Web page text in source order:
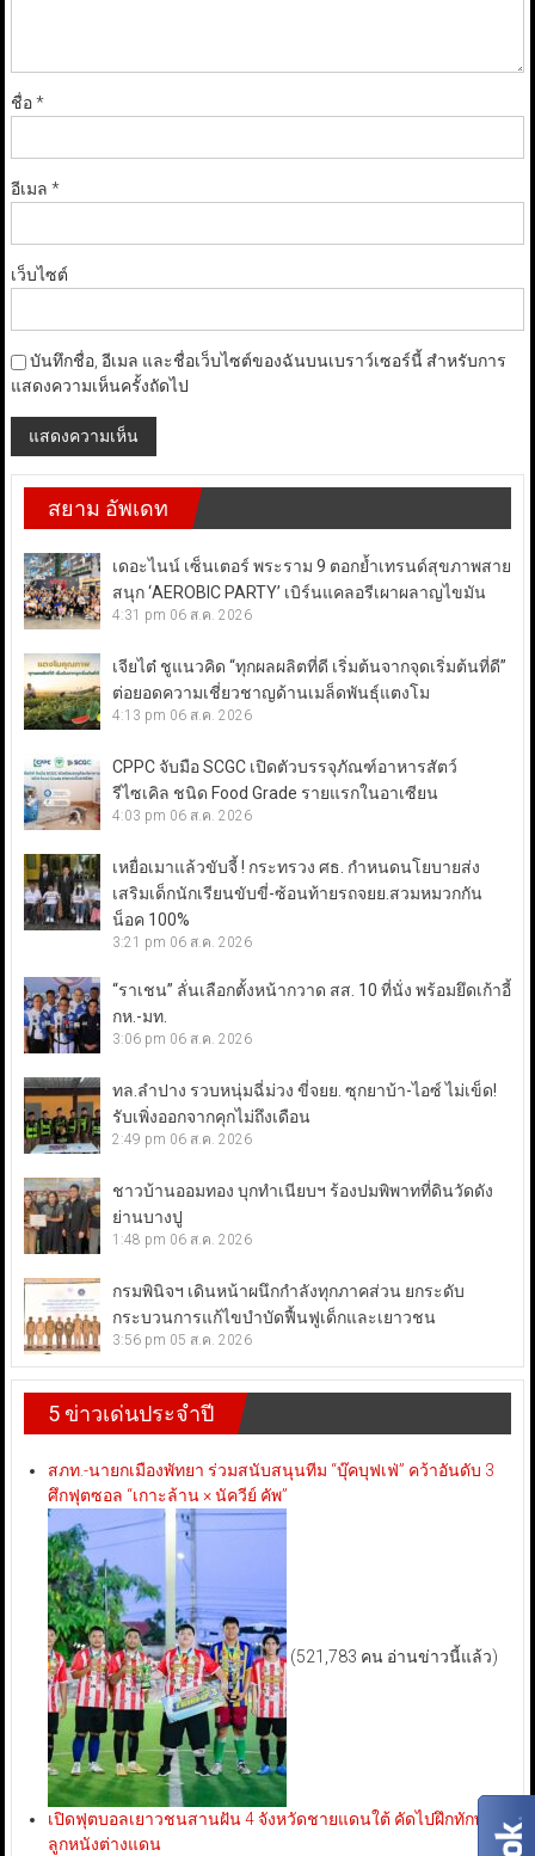
ชื่อ*
อีเมล *
เว็บไซต์
บันทึกชื่อ, อีเมล และชื่อเว็บไซต์ของฉันบนเบราว์เซอร์นี้ สำหรับการ
แสดงความเห็นครั้งถัดไป
สยาม อัพเดท
เดอะไนน์ เซ็นเตอร์ พระราม 9 ตอกย้ำเทรนด์สุขภาพสาย
สนุก ‘AEROBIC PARTY’ เบิร์นแคลอรีเผาผลาญไขมัน
4:31 pm 06 ส.ค. 2026
เจียไต๋ ชูแนวคิด “ทุกผลผลิตที่ดี เริ่มต้นจากจุดเริ่มต้นที่ดี”
ต่อยอดความเชี่ยวชาญด้านเมล็ดพันธุ์แตงโม
4:13 pm 06 ส.ค. 2026
CPPC จับมือ SCGC เปิดตัวบรรจุภัณฑ์อาหารสัตว์
รีไซเคิล ชนิด Food Grade รายแรกในอาเซียน
4:03 pm 06 ส.ค. 2026
เหยื่อเมาแล้วขับจี้ ! กระทรวง ศธ. กำหนดนโยบายส่ง
เสริมเด็กนักเรียนขับขี่-ซ้อนท้ายรถจยย.สวมหมวกกัน
น็อค 100%
3:21 pm 06 ส.ค. 2026
“ราเชน” ลั่นเลือกตั้งหน้ากวาด สส. 10 ที่นั่ง พร้อมยึดเก้าอี้
กห.-มท.
3:06 pm 06 ส.ค. 2026
ทล.ลำปาง รวบหนุ่มฉี่ม่วง ขี่จยย. ซุกยาบ้า-ไอซ์ ไม่เข็ด!
รับเพิ่งออกจากคุกไม่ถึงเดือน
2:49 pm 06 ส.ค. 2026
ชาวบ้านออมทอง บุกทำเนียบฯ ร้องปมพิพาทที่ดินวัดดัง
ย่านบางปู
1:48 pm 06 ส.ค. 2026
กรมพินิจฯ เดินหน้าผนึกกำลังทุกภาคส่วน ยกระดับ
กระบวนการแก้ไขบำบัดฟื้นฟูเด็กและเยาวชน
3:56 pm 05 ส.ค. 2026
5 ข่าวเด่นประจำปี
สภท.-นายกเมืองพัทยา ร่วมสนับสนุนทีม “บุ๊คบุฟเฟ่” คว้าอันดับ 3
ศึกฟุตซอล “เกาะล้าน × นัควีย์ คัพ”
(521,783 คน อ่านข่าวนี้แล้ว)
เปิดฟุตบอลเยาวชนสานฝัน 4 จังหวัดชายแดนใต้ คัดไปฝึกทักษะ
ลูกหนังต่างแดน